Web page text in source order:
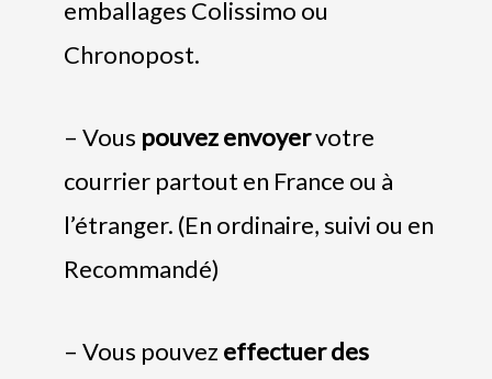
emballages Colissimo ou
Chronopost.
– Vous pouvez envoyervotre
courrier partout en France ou à
l’étranger. (En ordinaire, suivi ou en
Recommandé)
– Vous pouvez effectuer des